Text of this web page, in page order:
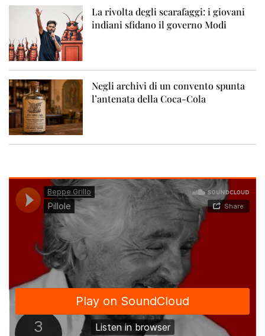
La rivolta degli scarafaggi: i giovani
indiani sfidano il governo Modi
Negli archivi di un convento spunta
l’antenata della Coca-Cola